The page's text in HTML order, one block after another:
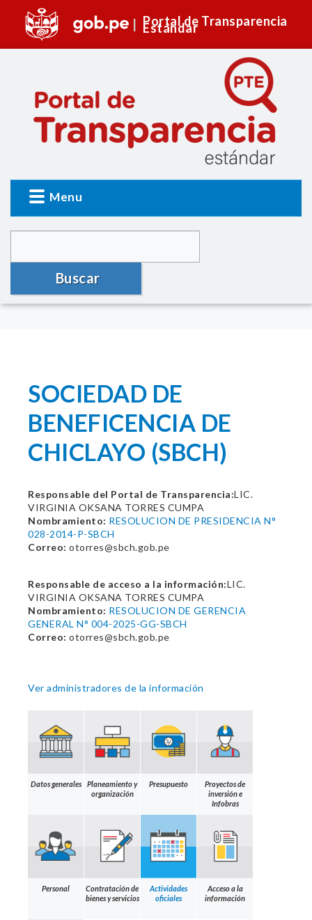
Portal de Transparencia
Estándar
Menu
Buscar
SOCIEDAD DE
BENEFICENCIA DE
CHICLAYO (SBCH)
Responsable del Portal de Transparencia:LIC.
VIRGINIA OKSANA TORRES CUMPA
Nombramiento: RESOLUCION DE PRESIDENCIA N°
028-2014-P-SBCH
Correo: otorres@sbch.gob.pe
Responsable de acceso a la información:LIC.
VIRGINIA OKSANA TORRES CUMPA
Nombramiento: RESOLUCION DE GERENCIA
GENERAL N° 004-2025-GG-SBCH
Correo: otorres@sbch.gob.pe
Ver administradores de la información
Datos generales
Planeamiento y
organización
Presupuesto
Proyectos de
inversión e
Infobras
Personal
Contratación de
bienes y servicios
Actividades
oficiales
Acceso a la
información